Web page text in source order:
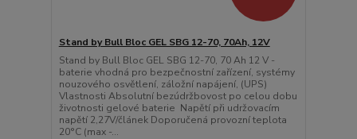
Stand by Bull Bloc GEL SBG 12-70, 70Ah, 12V
Stand by Bull Bloc GEL SBG 12-70, 70 Ah 12 V -
baterie vhodná pro bezpečnostní zařízení, systémy
nouzového osvětlení, záložní napájení, (UPS)
Vlastnosti Absolutní bezúdržbovost po celou dobu
životnosti gelové baterie Napětí při udržovacím
napětí 2,27V/článek Doporučená provozní teplota
20°C (max -...